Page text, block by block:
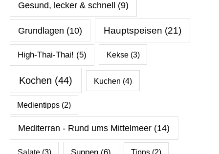
Gesund, lecker & schnell (9)
Grundlagen (10) Hauptspeisen (21)
High-Thai-Thai! (5) Kekse(3)
Kochen (44) Kuchen (4)
Medientipps (2)
Mediterran - Rund ums Mittelmeer (14)
Salate(3)